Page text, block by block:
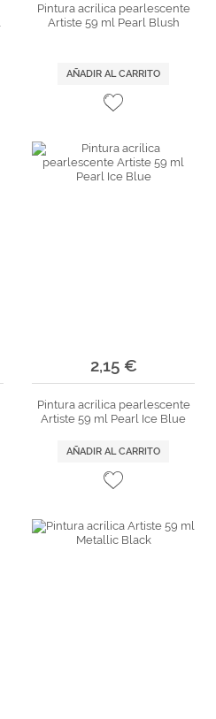
Pintura acrílica pearlescente
Artiste 59 ml Pearl Blush
AÑADIR AL CARRITO
2,15 €
Pintura acrílica pearlescente
Artiste 59 ml Pearl Ice Blue
AÑADIR AL CARRITO